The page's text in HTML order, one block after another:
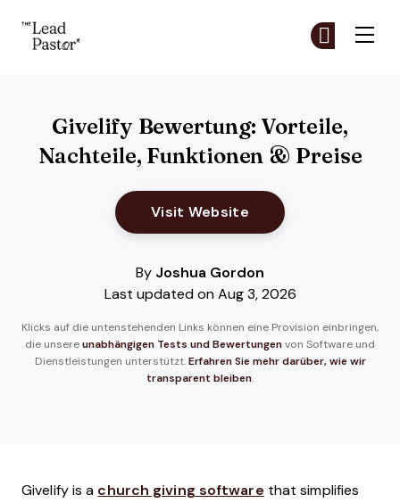
Givelify Bewertung: Vorteile,
Nachteile, Funktionen & Preise
Visit Website Opens New Window
By Joshua Gordon
Last updated on Aug 3, 2026
Klicks auf die untenstehenden Links können eine Provision einbringen,
die unsere unabhängigen Tests und Bewertungen von Software und
Dienstleistungen unterstützt. Erfahren Sie mehr darüber, wie wir
transparent bleiben.
Givelify is a church giving software that simplifies